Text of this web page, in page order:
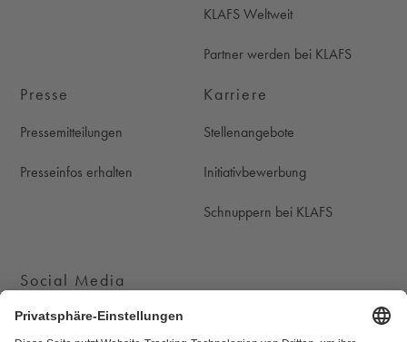
KLAFS Weltweit
Partner werden bei KLAFS
Presse
Pressemitteilungen
Presseinfos erhalten
Karriere
Stellenangebote
Initiativbewerbung
Schnuppern bei KLAFS
Social Media